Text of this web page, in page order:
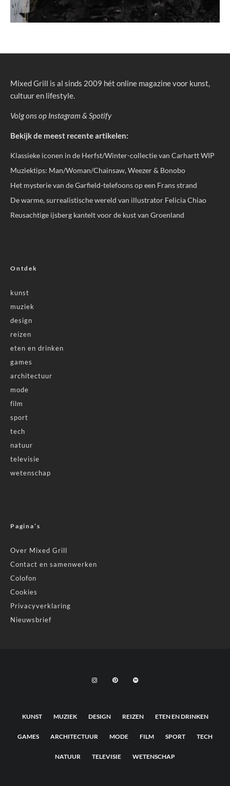
Mixed Grill is al sinds 2009 hét online magazine voor kunst,
cultuur en lifestyle.
Volg ons op Instagram & Spotify
Bekijk de meest recente artikelen:
Klassieke iconen in de Herfst/Winter-collectie van Carhartt WIP
Muziektips: Man/Woman/Chainsaw, Weezer & Bonobo
Het mysterie van de Garfield-telefoons op een Frans strand
De warme, surrealistische wereld van illustrator Felicia Chiao
Reusachtige ijsberg kantelt voor de kust van Groenland
Ontdek
kunst
muziek
design
reizen
eten en drinken
games
architectuur
mode
film
sport
tech
natuur
televisie
wetenschap
Pagina’s
Over Mixed Grill
Contact en samenwerken
Colofon
Cookies
Privacyverklaring
Nieuwsbrief
KUNST MUZIEK DESIGN REIZEN ETEN EN DRINKEN
GAMES ARCHITECTUUR MODE FILM SPORT TECH
NATUUR TELEVISIE WETENSCHAP